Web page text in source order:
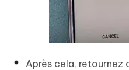
Après cela, retournez